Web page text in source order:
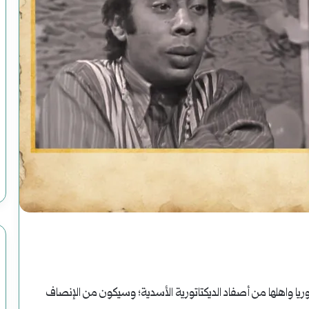
واهلها من أصفاد الديكتاتورية الأسدية؛ وسيكون من الإنصاف
سوريا
الحلم
(2)
هاوية
بعد
منعطف
أغسطس 2, 2025